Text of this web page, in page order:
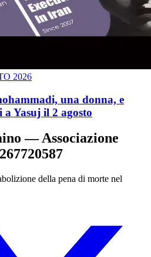
2026
una donna, e
Yasuj il 2 agosto
— Associazione
della pena di morte nel